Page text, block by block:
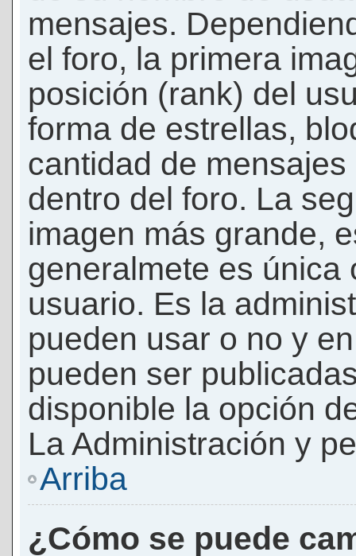
mensajes.
el foro, la primera
posición (rank) del
forma de estrellas,
cantidad de
dentro del foro. La
imagen más grande,
generalmete es única
usuario. Es la
pueden usar o no y
pueden ser
disponible la opción
La Administración y
Arriba
¿Cómo se puede